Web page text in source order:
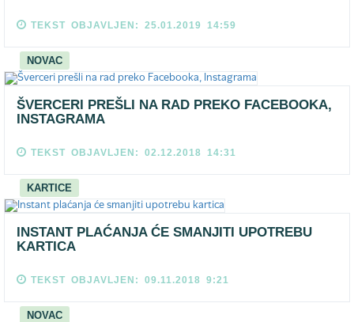
TEKST OBJAVLJEN: 25.01.2019 14:59
NOVAC
ŠVERCERI PREŠLI NA RAD PREKO FACEBOOKA,
INSTAGRAMA
TEKST OBJAVLJEN: 02.12.2018 14:31
KARTICE
INSTANT PLAĆANJA ĆE SMANJITI UPOTREBU
KARTICA
TEKST OBJAVLJEN: 09.11.2018 9:21
NOVAC